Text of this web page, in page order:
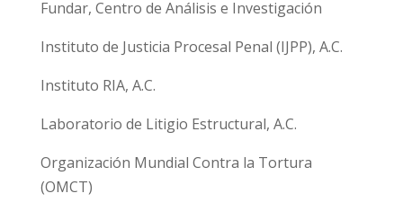
Fundar, Centro de Análisis e Investigación
Instituto de Justicia Procesal Penal (IJPP), A.C.
Instituto RIA, A.C.
Laboratorio de Litigio Estructural, A.C.
Organización Mundial Contra la Tortura
(OMCT)